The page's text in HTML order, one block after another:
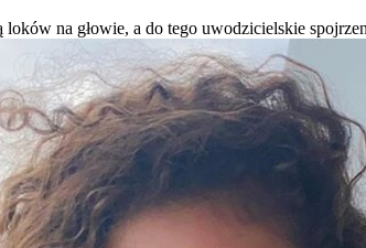
loków na głowie, a do tego uwodzicielskie